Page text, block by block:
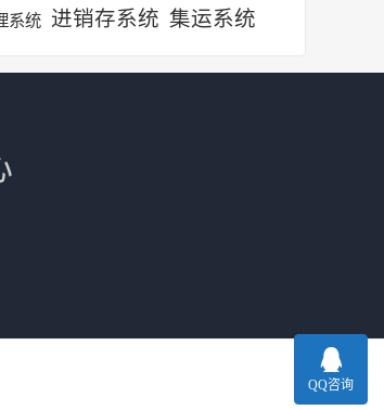
系统 进销存系统 集运系统
QQ咨询